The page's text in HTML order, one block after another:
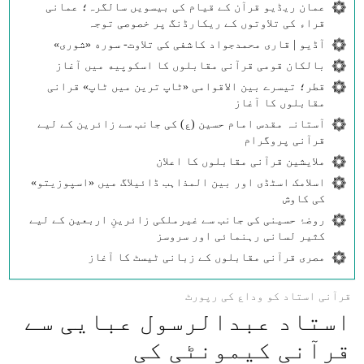
عمان ریڈیو قرآن کے قیام کی بیسویں سالگرہ؛ عمانی
قراء کی تلاوتوں کے ریکارڈنگ پر خصوصی توجہ
آڈیو | قاری محمدجواد کاشفی کی تلاوت- سوره‌‌ «شوری»
بالکان قومی قرآنی مقابلوں کا اسکوپیه میں آغاز
قطر؛ تیسرے بین الاقوامی «ٹاپ ترین میں ٹاپ» قرانی
مقابلوں کا آغاز
آستانہ مقدس امام حسین (ع) کی جانب سے زائرین کے لیے
قرآنی پروگرام
ملایشین قرآنی مقابلوں کا اعلان
اسلامک اسٹڈی اور بین المذاہب ڈائیلاگ میں «اسپوزیتو»
کی کاوش
روضۂ حسینی کی جانب سے غیرملکی زائرینِ اربعین کے لیے
کثیر لسانی رہنمائی اور سروسز
مصری قرآنی مقابلوں کے زبانی ٹیسٹ کا آغاز
قرآنی استاد کو وداع کی رپورٹ
استاد عبدالرسول عبایی سے
قرآنی کیمونٹی کی